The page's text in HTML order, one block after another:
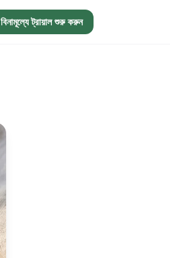
বিনামূল্যে ট্রায়াল শুরু করুন